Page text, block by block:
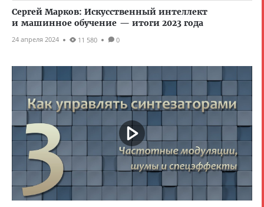
Сергей Марков: Искусственный интеллект
и машинное обучение — итоги 2023 года
24 апреля 2024 11 580 0